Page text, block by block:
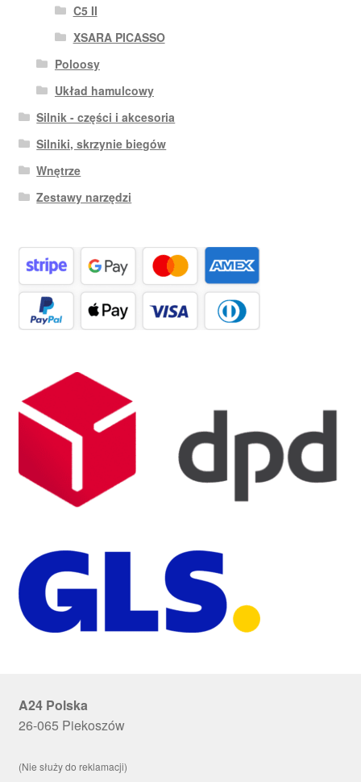
C5 II
XSARA PICASSO
Poloosy
Układ hamulcowy
Silnik - części i akcesoria
Silniki, skrzynie biegów
Wnętrze
Zestawy narzędzi
A24 Polska
26-065 Piekoszów
(Nie służy do reklamacji)